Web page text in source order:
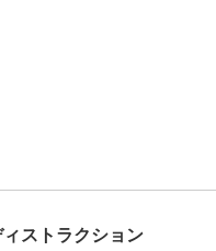
ストラクション